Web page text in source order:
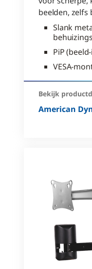
beelden, zelfs
Slank
PiP
VESA-
Bekijk
American